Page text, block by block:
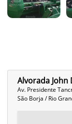
Alvorada John
Av. Presidente
São Borja / Rio